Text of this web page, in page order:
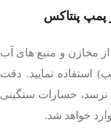
پمپ پنتاکس
مخازن و منبع های آب
استفاده نمایید. دقت
نرسد، خسارات سنگینی
خواهد شد.